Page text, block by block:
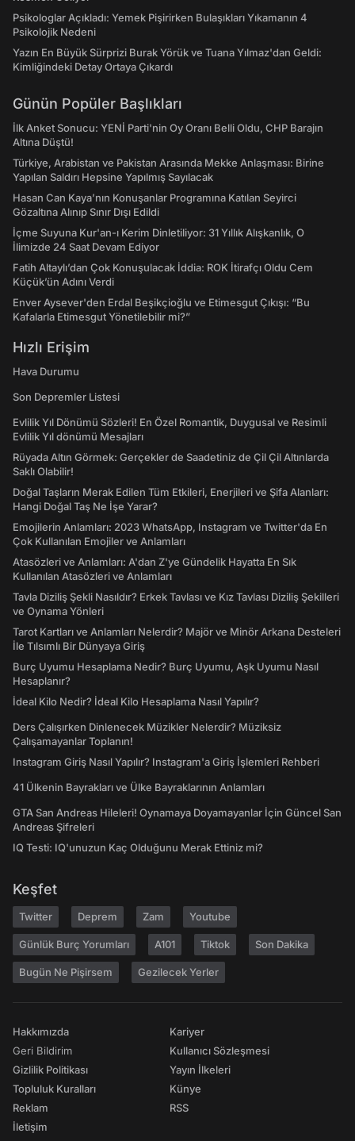
Psikologlar Açıkladı: Yemek Pişirirken Bulaşıkları Yıkamanın 4
Psikolojik Nedeni
Yazın En Büyük Sürprizi Burak Yörük ve Tuana Yılmaz'dan Geldi:
Kimliğindeki Detay Ortaya Çıkardı
Günün Popüler Başlıkları
İlk Anket Sonucu: YENİ Parti'nin Oy Oranı Belli Oldu, CHP Barajın
Altına Düştü!
Türkiye, Arabistan ve Pakistan Arasında Mekke Anlaşması: Birine
Yapılan Saldırı Hepsine Yapılmış Sayılacak
Hasan Can Kaya’nın Konuşanlar Programına Katılan Seyirci
Gözaltına Alınıp Sınır Dışı Edildi
İçme Suyuna Kur'an-ı Kerim Dinletiliyor: 31 Yıllık Alışkanlık, O
İlimizde 24 Saat Devam Ediyor
Fatih Altaylı’dan Çok Konuşulacak İddia: ROK İtirafçı Oldu Cem
Küçük’ün Adını Verdi
Enver Aysever'den Erdal Beşikçioğlu ve Etimesgut Çıkışı: “Bu
Kafalarla Etimesgut Yönetilebilir mi?”
Hızlı Erişim
Hava Durumu
Son Depremler Listesi
Evlilik Yıl Dönümü Sözleri! En Özel Romantik, Duygusal ve Resimli
Evlilik Yıl dönümü Mesajları
Rüyada Altın Görmek: Gerçekler de Saadetiniz de Çil Çil Altınlarda
Saklı Olabilir!
Doğal Taşların Merak Edilen Tüm Etkileri, Enerjileri ve Şifa Alanları:
Hangi Doğal Taş Ne İşe Yarar?
Emojilerin Anlamları: 2023 WhatsApp, Instagram ve Twitter'da En
Çok Kullanılan Emojiler ve Anlamları
Atasözleri ve Anlamları: A'dan Z'ye Gündelik Hayatta En Sık
Kullanılan Atasözleri ve Anlamları
Tavla Diziliş Şekli Nasıldır? Erkek Tavlası ve Kız Tavlası Diziliş Şekilleri
ve Oynama Yönleri
Tarot Kartları ve Anlamları Nelerdir? Majör ve Minör Arkana Desteleri
İle Tılsımlı Bir Dünyaya Giriş
Burç Uyumu Hesaplama Nedir? Burç Uyumu, Aşk Uyumu Nasıl
Hesaplanır?
İdeal Kilo Nedir? İdeal Kilo Hesaplama Nasıl Yapılır?
Ders Çalışırken Dinlenecek Müzikler Nelerdir? Müziksiz
Çalışamayanlar Toplanın!
Instagram Giriş Nasıl Yapılır? Instagram'a Giriş İşlemleri Rehberi
41 Ülkenin Bayrakları ve Ülke Bayraklarının Anlamları
GTA San Andreas Hileleri! Oynamaya Doyamayanlar İçin Güncel San
Andreas Şifreleri
IQ Testi: IQ'unuzun Kaç Olduğunu Merak Ettiniz mi?
Keşfet
Twitter Deprem Zam Youtube
Günlük Burç Yorumları A101 Tiktok Son Dakika
Bugün Ne Pişirsem Gezilecek Yerler
Hakkımızda
Geri Bildirim
Gizlilik Politikası
Topluluk Kuralları
Reklam
İletişim
Kariyer
Kullanıcı Sözleşmesi
Yayın İlkeleri
Künye
RSS